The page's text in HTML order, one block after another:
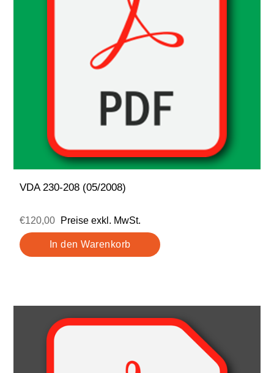
VDA 230-208 (05/2008)
€120,00 Preise exkl. MwSt.